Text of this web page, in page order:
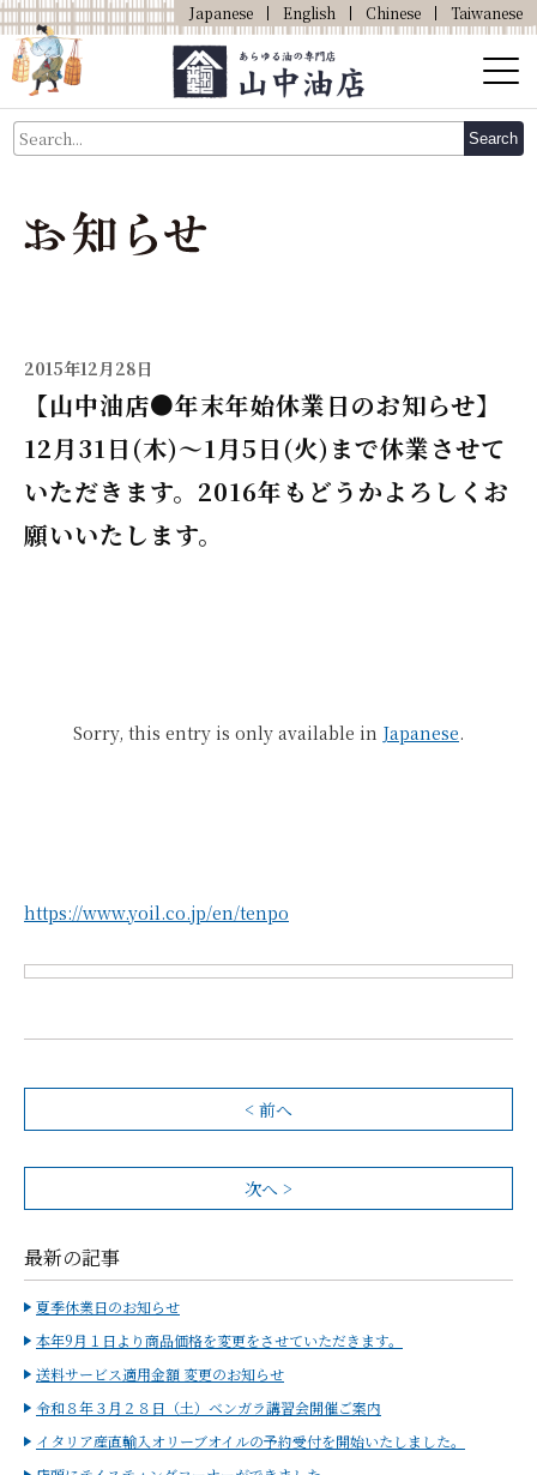
Japanese English Chinese Taiwanese
Search
About Us
Products
2015年12月28日
【山中油店●年末年始休業日のお知らせ】
12月31日(木)～1月5日(火)まで休業させて
いただきます。2016年もどうかよろしくお
願いいたします。
Sorry, this entry is only available in Japanese.
https://www.yoil.co.jp/en/tenpo
< 前へ
次へ >
最新の記事
夏季休業日のお知らせ
本年9月１日より商品価格を変更をさせていただきます。
送料サービス適用金額 変更のお知らせ
令和８年３月２８日（土）ベンガラ講習会開催ご案内
イタリア産直輸入オリーブオイルの予約受付を開始いたしました。